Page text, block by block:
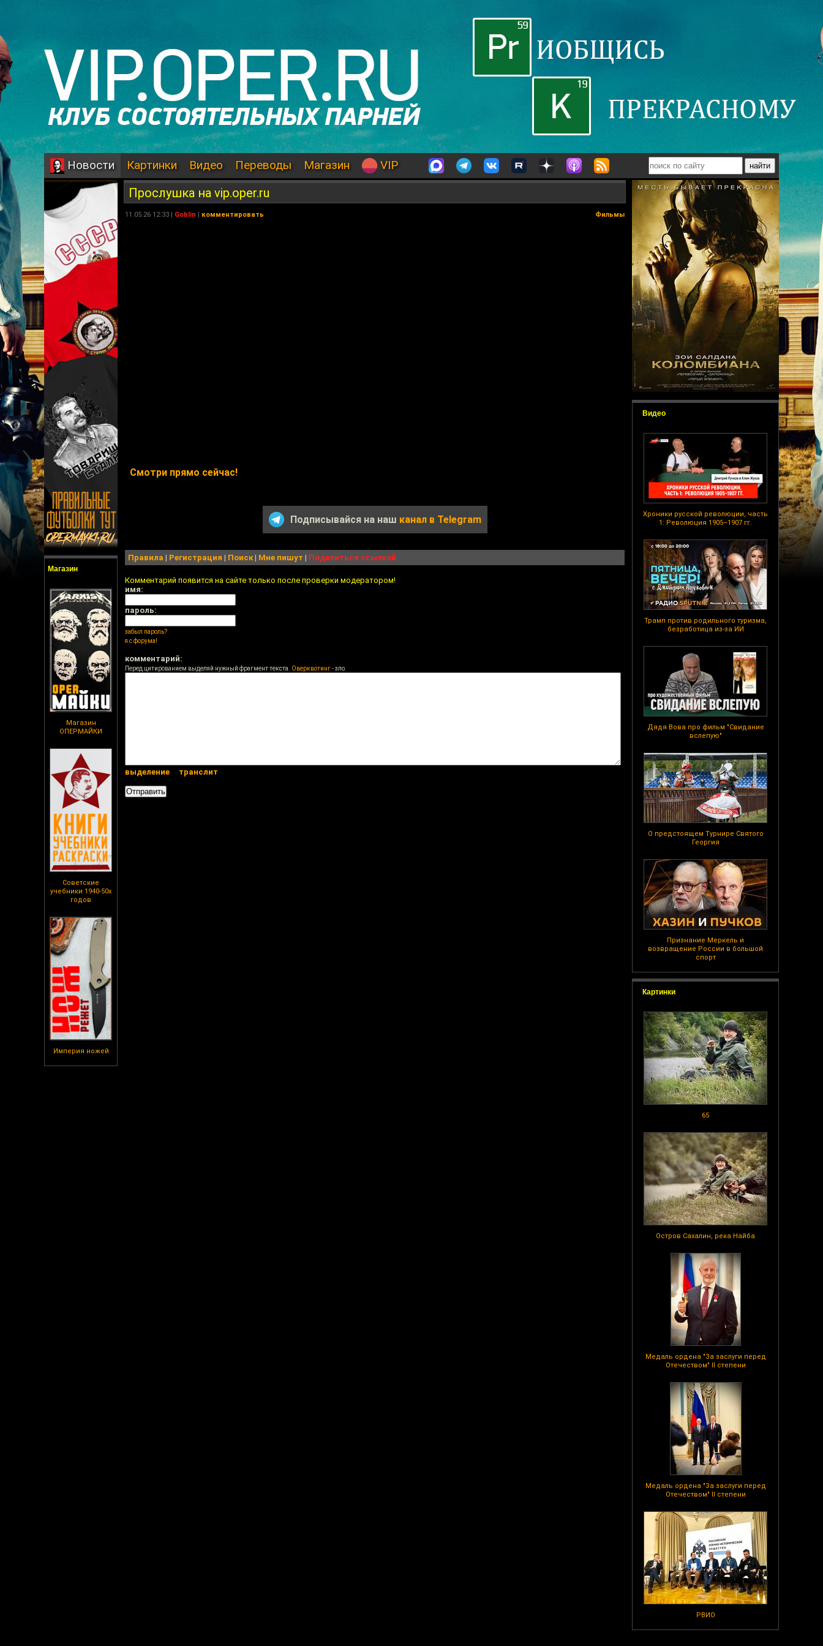
Новости Картинки Видео Переводы Магазин VIP
Магазин
Магазин
ОПЕРМАЙКИ
Советские
учебники 1940-50х
годов
Империя ножей
Видео
Хроники русской революции, часть
1: Революция 1905–1907 гг.
Трамп против родильного туризма,
безработица из-за ИИ
Дядя Вова про фильм "Свидание
вслепую"
О предстоящем Турнире Святого
Георгия
Признание Меркель и
возвращение России в большой
спорт
Картинки
65
Остров Сахалин, река Найба
Медаль ордена "За заслуги перед
Отечеством" II степени
Медаль ордена "За заслуги перед
Отечеством" II степени
РВИО
Прослушка на vip.oper.ru
11.05.26 12:33 | Goblin | комментировать Фильмы
Смотри прямо сейчас!
Подписывайся на наш канал в Telegram
Правила | Регистрация | Поиск| Мне пишут | Поделиться ссылкой
Комментарий появится на сайте только после проверки модератором!
имя:
пароль:
забыл пароль?
я с форума!
комментарий:
Перед цитированием выделяй нужный фрагмент текста. Оверквотинг- зло.
выделение транслит